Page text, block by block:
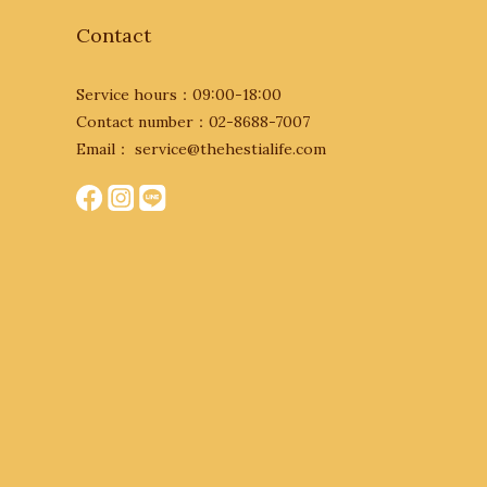
Contact
Service hours：09:00-18:00
Contact number：02-8688-7007
Email： service@thehestialife.com